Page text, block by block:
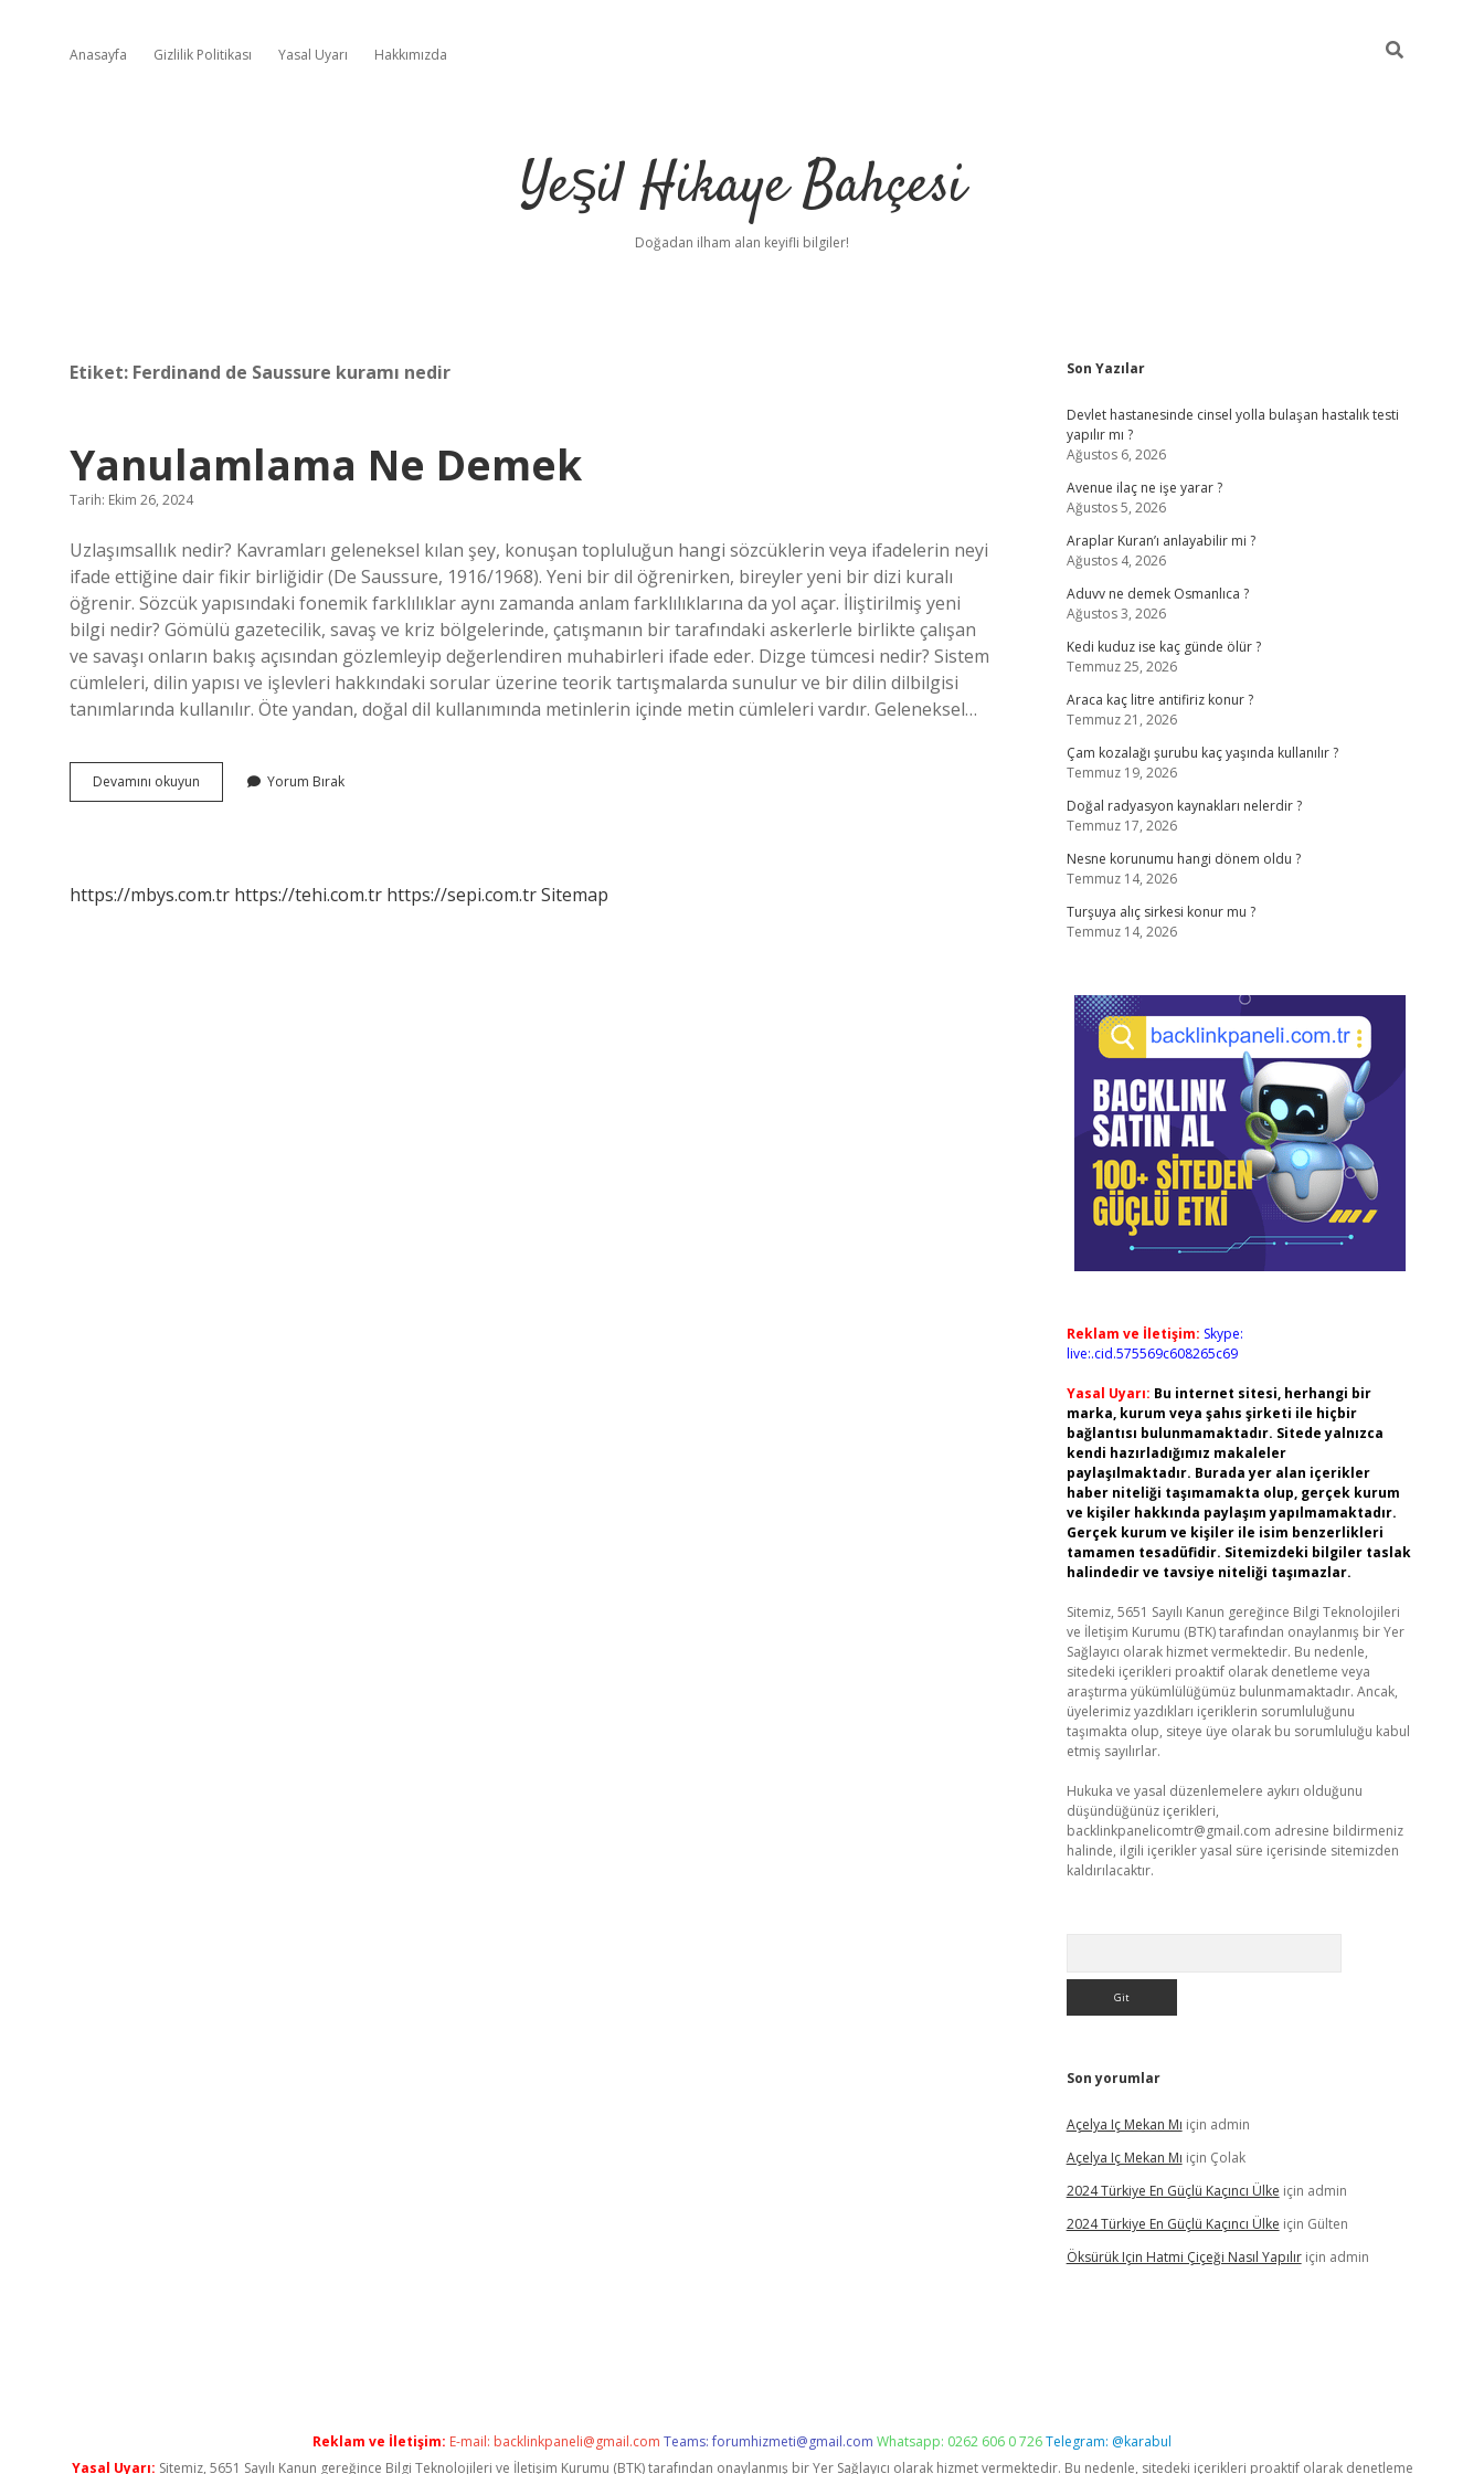
Anasayfa Gizlilik Politikası Yasal Uyarı Hakkımızda
Yeşil Hikaye Bahçesi
Doğadan ilham alan keyifli bilgiler!
Etiket: Ferdinand de Saussure kuramı nedir
Yanulamlama Ne Demek
Tarih: Ekim 26, 2024
Uzlaşımsallık nedir? Kavramları geleneksel kılan şey, konuşan topluluğun hangi sözcüklerin veya ifadelerin neyi
ifade ettiğine dair fikir birliğidir (De Saussure, 1916/1968). Yeni bir dil öğrenirken, bireyler yeni bir dizi kuralı
öğrenir. Sözcük yapısındaki fonemik farklılıklar aynı zamanda anlam farklılıklarına da yol açar. İliştirilmiş yeni
bilgi nedir? Gömülü gazetecilik, savaş ve kriz bölgelerinde, çatışmanın bir tarafındaki askerlerle birlikte çalışan
ve savaşı onların bakış açısından gözlemleyip değerlendiren muhabirleri ifade eder. Dizge tümcesi nedir? Sistem
cümleleri, dilin yapısı ve işlevleri hakkındaki sorular üzerine teorik tartışmalarda sunulur ve bir dilin dilbilgisi
tanımlarında kullanılır. Öte yandan, doğal dil kullanımında metinlerin içinde metin cümleleri vardır. Geleneksel…
Devamını okuyun Yanulamlama
Ne
Yorum Bırak
https://mbys.com.tr https://tehi.com.tr https://sepi.com.trSitemap
Sidebar
Son Yazılar
Devlet hastanesinde cinsel yolla bulaşan hastalık testi
yapılır mı ?
Ağustos 6, 2026
Avenue ilaç ne işe yarar ?
Ağustos 5, 2026
Araplar Kuran’ı anlayabilir mi ?
Ağustos 4, 2026
Aduvv ne demek Osmanlıca ?
Ağustos 3, 2026
Kedi kuduz ise kaç günde ölür ?
Temmuz 25, 2026
Araca kaç litre antifiriz konur ?
Temmuz 21, 2026
Çam kozalağı şurubu kaç yaşında kullanılır ?
Temmuz 19, 2026
Doğal radyasyon kaynakları nelerdir ?
Temmuz 17, 2026
Nesne korunumu hangi dönem oldu ?
Temmuz 14, 2026
Turşuya alıç sirkesi konur mu ?
Temmuz 14, 2026
Reklam ve İletişim: Skype:
live:.cid.575569c608265c69
Yasal Uyarı: Bu internet sitesi, herhangi bir
marka, kurum veya şahıs şirketi ile hiçbir
bağlantısı bulunmamaktadır. Sitede yalnızca
kendi hazırladığımız makaleler
paylaşılmaktadır. Burada yer alan içerikler
haber niteliği taşımamakta olup, gerçek kurum
ve kişiler hakkında paylaşım yapılmamaktadır.
Gerçek kurum ve kişiler ile isim benzerlikleri
tamamen tesadüfidir. Sitemizdeki bilgiler taslak
halindedir ve tavsiye niteliği taşımazlar.
Sitemiz, 5651 Sayılı Kanun gereğince Bilgi Teknolojileri
ve İletişim Kurumu (BTK) tarafından onaylanmış bir Yer
Sağlayıcı olarak hizmet vermektedir. Bu nedenle,
sitedeki içerikleri proaktif olarak denetleme veya
araştırma yükümlülüğümüz bulunmamaktadır. Ancak,
üyelerimiz yazdıkları içeriklerin sorumluluğunu
taşımakta olup, siteye üye olarak bu sorumluluğu kabul
etmiş sayılırlar.
Hukuka ve yasal düzenlemelere aykırı olduğunu
düşündüğünüz içerikleri,
backlinkpanelicomtr@gmail.com adresine bildirmeniz
halinde, ilgili içerikler yasal süre içerisinde sitemizden
kaldırılacaktır.
Son yorumlar
Açelya Iç Mekan Mı için admin
Açelya Iç Mekan Mı için Çolak
2024 Türkiye En Güçlü Kaçıncı Ülke için admin
2024 Türkiye En Güçlü Kaçıncı Ülke için Gülten
Öksürük Için Hatmi Çiçeği Nasıl Yapılıriçin admin
Reklam ve İletişim: E-mail: backlinkpaneli@gmail.com Teams:forumhizmeti@gmail.com Whatsapp: 0262 606 0 726Telegram: @karabul
Yasal Uyarı: Sitemiz, 5651 Sayılı Kanun gereğince Bilgi Teknolojileri ve İletişim Kurumu (BTK) tarafından onaylanmış bir Yer Sağlayıcı olarak hizmet vermektedir. Bu nedenle, sitedeki içerikleri proaktif olarak denetleme